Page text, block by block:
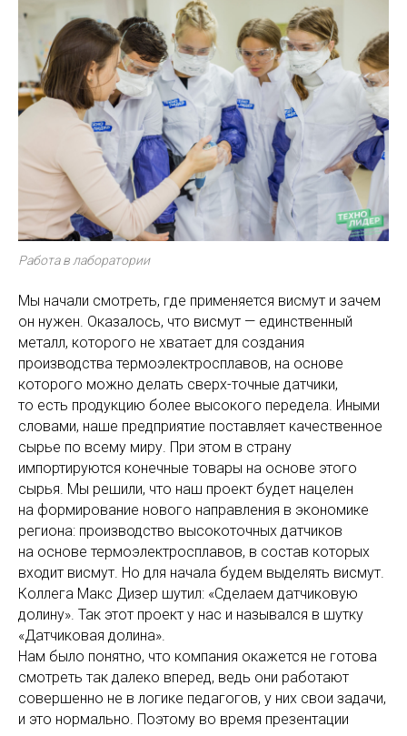
Работа в лаборатории
Мы начали смотреть, где применяется висмут и зачем
он нужен. Оказалось, что висмут — единственный
металл, которого не хватает для создания
производства термоэлектросплавов, на основе
которого можно делать сверх-точные датчики,
то есть продукцию более высокого передела. Иными
словами, наше предприятие поставляет качественное
сырье по всему миру. При этом в страну
импортируются конечные товары на основе этого
сырья. Мы решили, что наш проект будет нацелен
на формирование нового направления в экономике
региона: производство высокоточных датчиков
на основе термоэлектросплавов, в состав которых
входит висмут. Но для начала будем выделять висмут.
Коллега Макс Дизер шутил: «Сделаем датчиковую
долину». Так этот проект у нас и назывался в шутку
«Датчиковая долина».
Нам было понятно, что компания окажется не готова
смотреть так далеко вперед, ведь они работают
совершенно не в логике педагогов, у них свои задачи,
и это нормально. Поэтому во время презентации